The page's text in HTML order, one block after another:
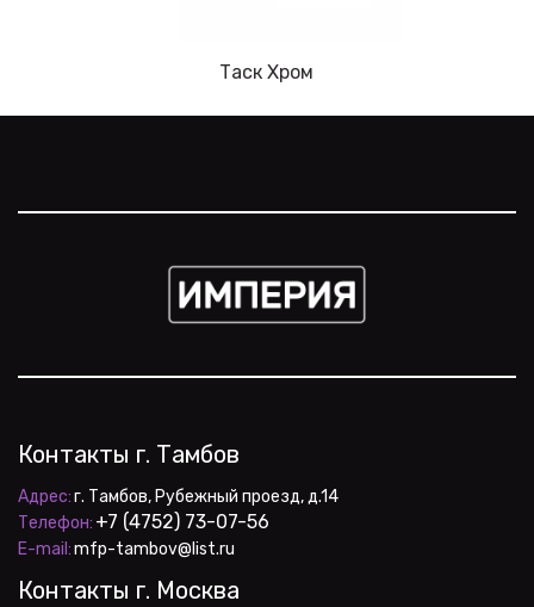
Таск Хром
Контакты г. Тамбов
Адрес:
Телефон: +7 (4752) 73-07-56
E-mail: mfp-tambov@list.ru
Контакты г. Москва